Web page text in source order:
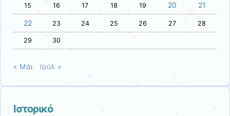
15 16 17 18 19 20 21
22 23 24 25 26 27 28
29 30
« Μάι Ιούλ »
Ιστορικό